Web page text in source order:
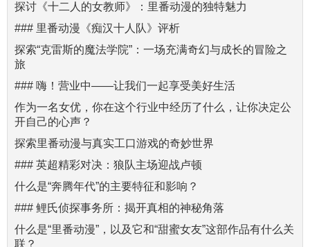
探讨《十二人的女教师》：里番动漫的独特魅力
### 里番动漫《痴汉十人队》评析
探索“克雷斯的魔法学院”：一场充满奇幻与成长的冒险之
旅
### 嗨！营业中——让我们一起享受美好生活
作为一名女优，你在这个行业中经历了什么，让你决定公
开自己的心声？
探索里番动漫与真实工口游戏的奇妙世界
### 英超精彩对决：狼队主场迎战卢顿
什么是“奔腾年代”的主要特征和影响？
### 鲤氏侦探事务所：揭开真相的神秘角落
什么是“里番动漫”，以及它和“甜蜜女友”这部作品有什么关
联？